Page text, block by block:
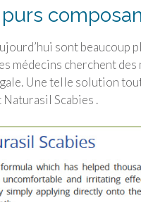
sont beaucoup
médecins cherchent
Une telle solution
Scabies .